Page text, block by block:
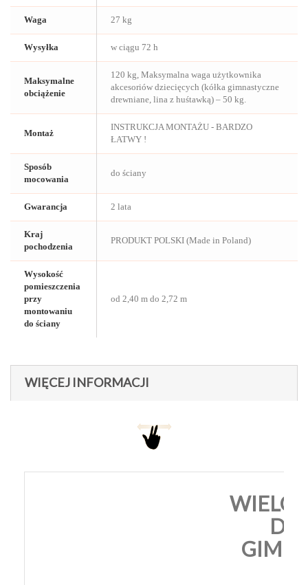
Waga 27 kg
Wysyłka w ciągu 72 h
Maksymalne
obciążenie
120 kg, Maksymalna waga użytkownika
akcesoriów dziecięcych (kółka gimnastyczne
drewniane, lina z huśtawką) – 50 kg.
Montaż
INSTRUKCJA MONTAŻU - BARDZO
ŁATWY !
Sposób
mocowania
do ściany
Gwarancja 2 lata
Kraj
pochodzenia
PRODUKT POLSKI (Made in Poland)
Wysokość
pomieszczenia
przy
montowaniu
do ściany
od 2,40 m do 2,72 m
WIĘCEJ INFORMACJI